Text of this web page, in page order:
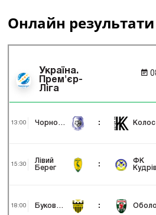
Онлайн результати